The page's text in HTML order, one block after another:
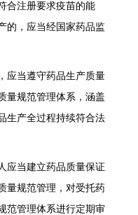
合注册要求疫苗的能
的，应当经国家药品监
应当遵守药品生产质量
量规范管理体系，涵盖
生产全过程持续符合法
应当建立药品质量保证
量规范管理，对受托药
范管理体系进行定期审